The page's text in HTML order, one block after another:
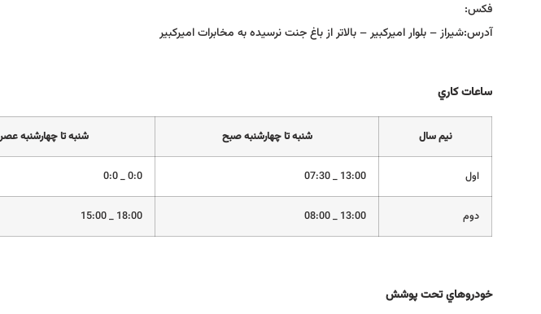
فكس:
آدرس:شيراز – بلوار اميركبير – بالاتر از باغ جنت نرسيده به مخابرات اميركبير
ساعات كاري
نيم سال شنبه تا چهارشنبه صبح شنبه تا چهارشنبه عصر
اول 13:00 _ 07:30
0:0 _ 0:0
دوم 13:00 _ 08:00
18:00 _ 15:00
خودروهاي تحت پوشش